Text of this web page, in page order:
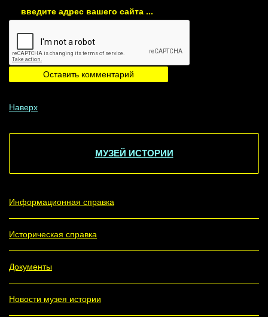
Наверх
МУЗЕЙ ИСТОРИИ
Информационная справка
Историческая справка
Документы
Новости музея истории